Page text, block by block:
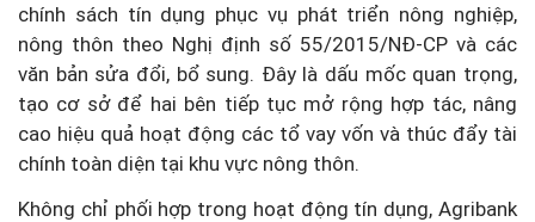
chính sách tín dụng phục vụ phát triển nông nghiệp,
nông thôn theo Nghị định số 55/2015/NĐ-CP và các
văn bản sửa đổi, bổ sung. Đây là dấu mốc quan trọng,
tạo cơ sở để hai bên tiếp tục mở rộng hợp tác, nâng
cao hiệu quả hoạt động các tổ vay vốn và thúc đẩy tài
chính toàn diện tại khu vực nông thôn.
Không chỉ phối hợp trong hoạt động tín dụng, Agribank